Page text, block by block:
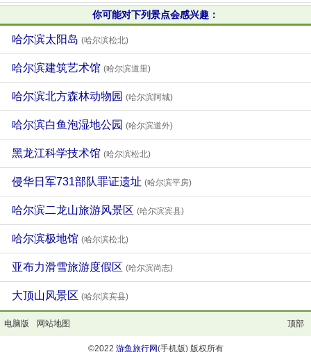
你可能对下列景点会感兴趣：
哈尔滨太阳岛 (哈尔滨松北)
哈尔滨建筑艺术馆 (哈尔滨道里)
哈尔滨北方森林动物园 (哈尔滨阿城)
哈尔滨白鱼泡湿地公园 (哈尔滨道外)
黑龙江科学技术馆 (哈尔滨松北)
侵华日军731部队罪证遗址 (哈尔滨平房)
哈尔滨二龙山旅游风景区 (哈尔滨宾县)
哈尔滨极地馆 (哈尔滨松北)
亚布力滑雪旅游度假区 (哈尔滨尚志)
大顶山风景区 (哈尔滨宾县)
电脑版 网站地图 顶部
©2022 游鱼旅行网(手机版) 版权所有